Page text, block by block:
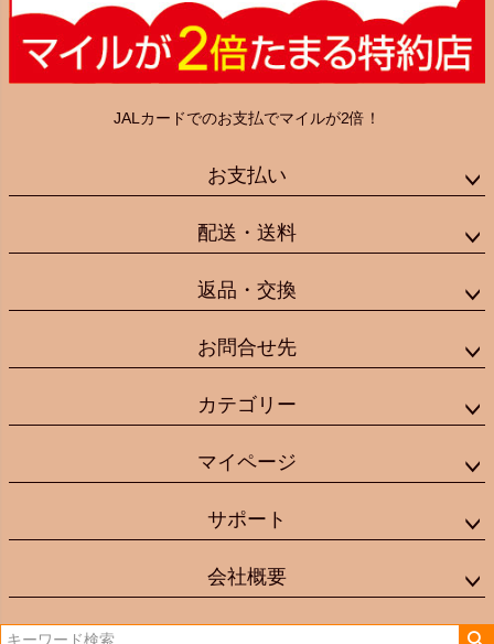
JALカードでのお支払でマイルが2倍！
お支払い
配送・送料
返品・交換
お問合せ先
カテゴリー
マイページ
サポート
会社概要